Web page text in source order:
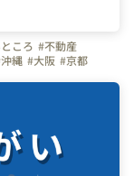
ころ #不動産
縄 #大阪 #京都